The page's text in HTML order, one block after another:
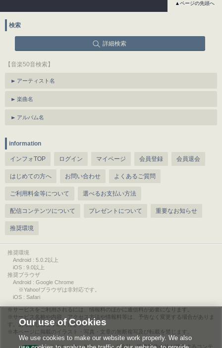
▲ページの先頭へ
検索
詳細検索
【音楽50音検索】
アーティスト名
楽曲名
アルバム名
information
インフォTOP ログイン マイページ 会員登録 会員退会
はじめての方へ お問い合わせ よくあるご質問
ご利用料金等について 選べるお支払い方法
配信コンテンツについて プレゼントについて 重要なお知らせ
推奨環境
推奨環境
Android : 5.0.2以上
iOS : 9.0以上
推奨ブラウザ
Android : Google Chrome
※Yahoo!ブラウザは非対応です。
iOS : Safari
サービスをご利用されるには、情報料のほかに通信料が必要になります。
サービス名称や内容、アクセス方法や情報料等は、予告なく変更する場合がありま
す。あらかじめご了承ください。
本ページに掲載のイラスト・写真・文章の無断複写及び転載を禁じます。
このエルマークは、レコード会社・映像製作会社が提供するコンテ
Our use of Cookies
We use cookies to make our website work properly. We also